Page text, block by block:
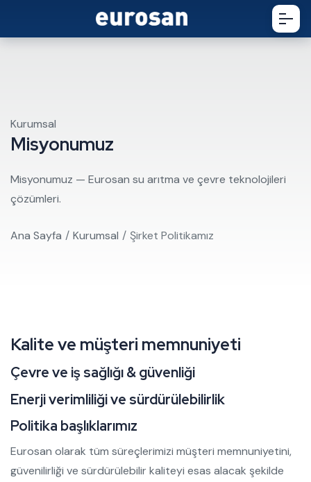
Kurumsal
Misyonumuz
Misyonumuz — Eurosan su arıtma ve çevre teknolojileri
çözümleri.
Ana Sayfa Kurumsal Şirket Politikamız
Kalite ve müşteri memnuniyeti
Çevre ve iş sağlığı & güvenliği
Enerji verimliliği ve sürdürülebilirlik
Politika başlıklarımız
Eurosan olarak tüm süreçlerimizi müşteri memnuniyetini,
güvenilirliği ve sürdürülebilir kaliteyi esas alacak şekilde